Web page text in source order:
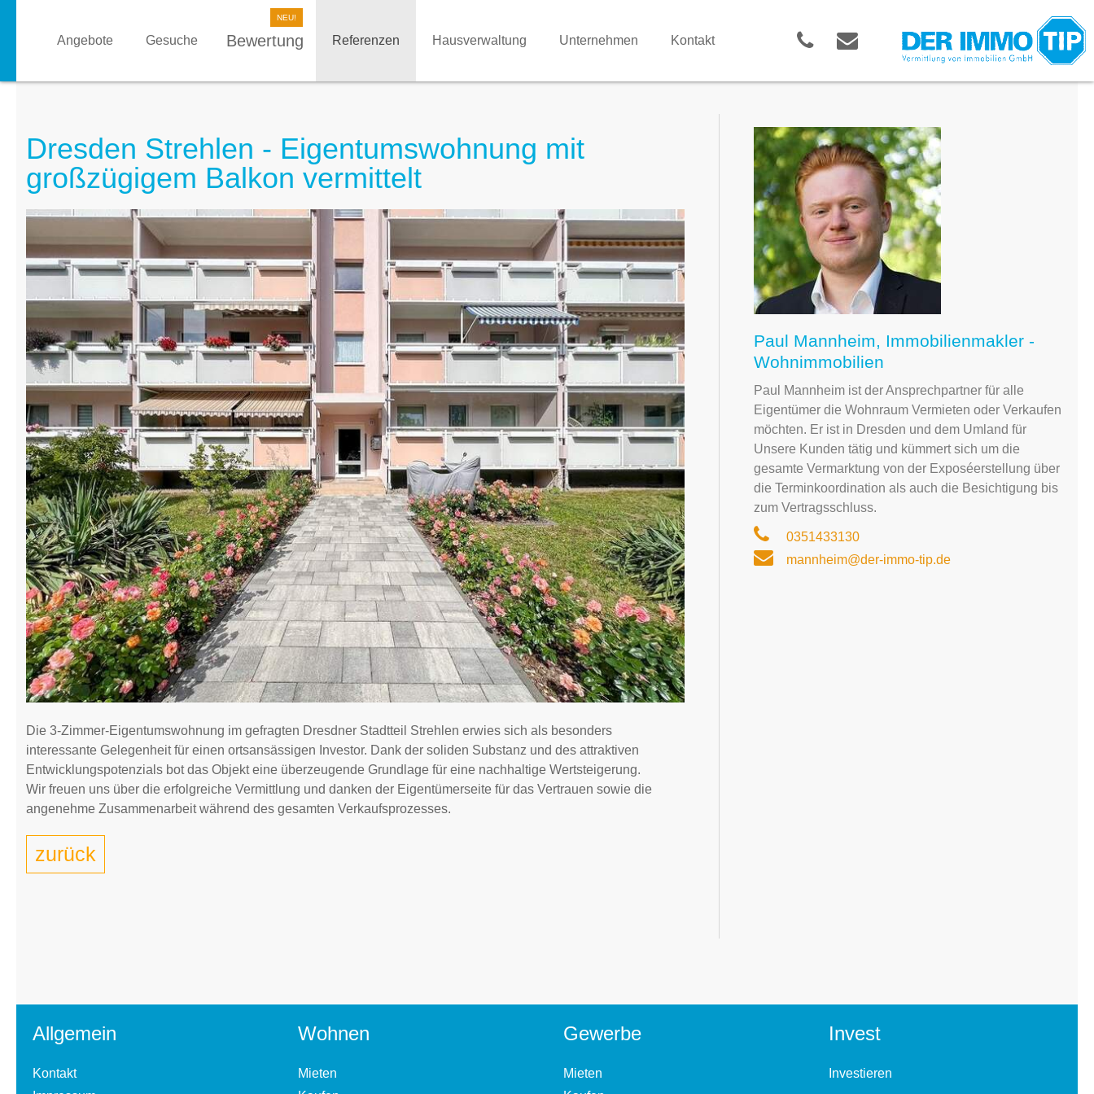
Angebote Gesuche Bewertung Referenzen Hausverwaltung Unternehmen Kontakt
Dresden Strehlen - Eigentumswohnung mit
großzügigem Balkon vermittelt
Die 3-Zimmer-Eigentumswohnung im gefragten Dresdner Stadtteil Strehlen erwies sich als besonders
interessante Gelegenheit für einen ortsansässigen Investor. Dank der soliden Substanz und des attraktiven
Entwicklungspotenzials bot das Objekt eine überzeugende Grundlage für eine nachhaltige Wertsteigerung.
Wir freuen uns über die erfolgreiche Vermittlung und danken der Eigentümerseite für das Vertrauen sowie die
angenehme Zusammenarbeit während des gesamten Verkaufsprozesses.
zurück
Paul Mannheim, Immobilienmakler -
Wohnimmobilien
Paul Mannheim ist der Ansprechpartner für alle
Eigentümer die Wohnraum Vermieten oder Verkaufen
möchten. Er ist in Dresden und dem Umland für
Unsere Kunden tätig und kümmert sich um die
gesamte Vermarktung von der Exposéerstellung über
die Terminkoordination als auch die Besichtigung bis
zum Vertragsschluss.
0351433130
mannheim@der-immo-tip.de
Allgemein
Kontakt
Wohnen
Mieten
Gewerbe
Mieten
Invest
Investieren